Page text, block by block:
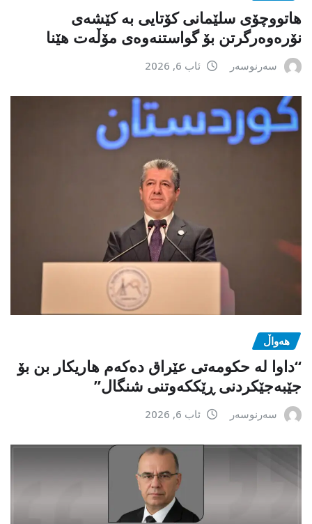
هاتووچۆی سلێمانی کۆتایی بە کێشەی
نۆرەوەرگرتن بۆ گواستنەوەی مۆڵەت هێنا
سەرنوسەر ئاب 6, 2026
هەواڵ
“داوا لە حكومەتی عێراق دەكەم هاریكار بن بۆ
جێبەجێكردنی ڕێككەوتنی شنگال”
سەرنوسەر ئاب 6, 2026